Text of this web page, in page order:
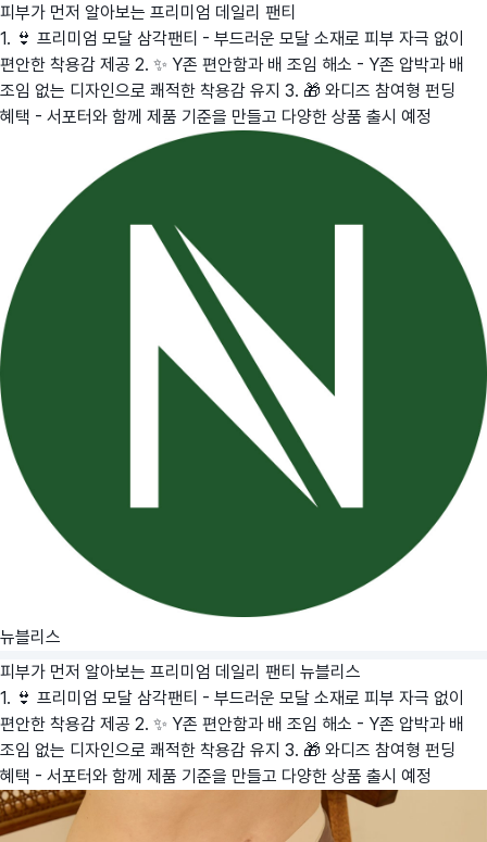
피부가 먼저 알아보는 프리미엄 데일리 팬티
1. 👙 프리미엄 모달 삼각팬티 - 부드러운 모달 소재로 피부 자극 없이
편안한 착용감 제공 2. ✨ Y존 편안함과 배 조임 해소 - Y존 압박과 배
조임 없는 디자인으로 쾌적한 착용감 유지 3. 🎁 와디즈 참여형 펀딩
혜택 - 서포터와 함께 제품 기준을 만들고 다양한 상품 출시 예정
뉴블리스
피부가 먼저 알아보는 프리미엄 데일리 팬티 뉴블리스
1. 👙 프리미엄 모달 삼각팬티 - 부드러운 모달 소재로 피부 자극 없이
편안한 착용감 제공 2. ✨ Y존 편안함과 배 조임 해소 - Y존 압박과 배
조임 없는 디자인으로 쾌적한 착용감 유지 3. 🎁 와디즈 참여형 펀딩
혜택 - 서포터와 함께 제품 기준을 만들고 다양한 상품 출시 예정